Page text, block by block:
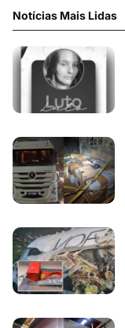
Notícias Mais Lidas